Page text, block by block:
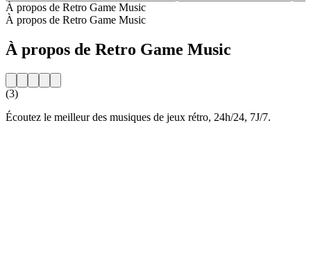
À propos de Retro Game Music
À propos de Retro Game Music
À propos de Retro Game Music
(3)
Écoutez le meilleur des musiques de jeux rétro, 24h/24, 7J/7.